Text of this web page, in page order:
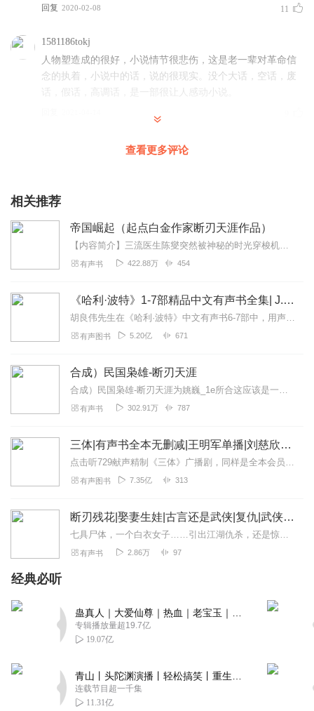
回复 2020-02-08 11
1581186tokj
人物塑造成的很好，小说情节很悲伤，这是老一辈对革命信
念的执着，小说中的话，说的很现实。没个大话，空话，废
话，假话，高调话，是一部很让人感动小说。
回复
晴空壹鹤
好，必须点赞！😃顺便蹭个流量，本人新专辑，谍战烟京正
在开播，有兴趣的小伙伴们，可以去给捧个场哈！😊
1375143dufa
主播的音色很好，就是声音太小了，有时不得不把手机拿到
2022-03-16
萍水相逢e
2022-01-31 1
听友299320518
2021-04-06 1
微粒_ly
很棒哦，喜欢听，主播辛苦啦
听友190348103
声音真好听，有身临其境的感觉！
一成不变_mz
查看更多评论
相关推荐
帝国崛起（起点白金作家断刃天涯作品）
【内容简介】三流医生陈燮突然被神秘的时光穿梭机砸中，来到了明朝末年，利用自身的医术及现代知识，使一个岌岌可危的帝国重新崛起！【作者/主播简介】作者：断刃天涯，历...
有声书 422.88万 454
《哈利·波特》1-7部精品中文有声书全集| J.K.罗琳原著，光合积木演播
胡良伟先生在《哈利·波特》中文有声书6-7部中，用声音带领着大家继续魔法之旅。为保证作品的一致性，给大家带来完整的魔法体验，我们与版权方PottermoreP...
有声图书 5.20亿 671
合成）民国枭雄-断刃天涯
合成）民国枭雄-断刃天涯为姚巍_1e所合这应该是一个欢乐的故事，开始立意就是走欢乐路线。这是一个大时代，也是一个大舞台。错过了这个大时代，中华民族就错过...
有声书 302.91万 787
三体|有声书全本无删减|王明军单播|刘慈欣原著
点击听729献声精制《三体》广播剧，同样是全本会员免费畅听，快来感受声音大戏的魅力！【购买须知】1、本作品部分集数为免费试听。2、版权归原作者所有，严禁翻录成任...
有声图书 7.35亿 313
断刃残花|娶妻生娃|古言还是武侠|复仇|武侠|江湖恩怨|杀手|破案|古代|热血|
七具尸体，一个白衣女子……引出江湖仇杀，还是惊天阴谋？绝美女子沦为神秘杀手快剑捕头甘为护花使者爱与恨情与仇公道正义与身家性命他们又会做出什么样的选择……...
有声书 2.86万 97
经典必听
专辑播放量超19.7亿
19.07亿
连载节目超一千集
11.31亿